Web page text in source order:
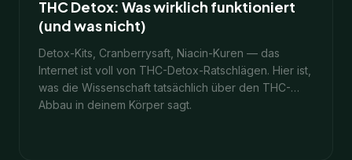
THC Detox: Was wirklich funktioniert
(und was nicht)
Detox-Kits, Cranberrysaft, Niacin-Kuren — das
Internet ist voll von THC-Detox-Ratschlägen. Hier ist,
was die Wissenschaft tatsächlich über den THC-
Abbau in deinem Körper sagt.